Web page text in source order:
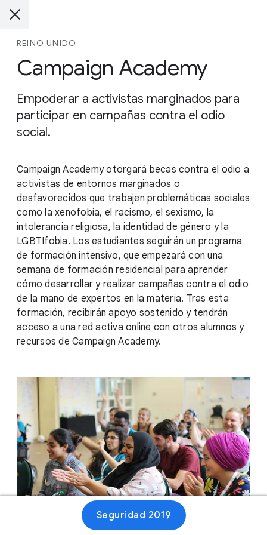
REINO UNIDO
Campaign Academy
Empoderar a activistas marginados para
participar en campañas contra el odio
social.
Campaign Academy otorgará becas contra el odio a
activistas de entornos marginados o
desfavorecidos que trabajen problemáticas sociales
como la xenofobia, el racismo, el sexismo, la
intolerancia religiosa, la identidad de género y la
LGBTIfobia. Los estudiantes seguirán un programa
de formación intensivo, que empezará con una
semana de formación residencial para aprender
cómo desarrollar y realizar campañas contra el odio
de la mano de expertos en la materia. Tras esta
formación, recibirán apoyo sostenido y tendrán
acceso a una red activa online con otros alumnos y
recursos de Campaign Academy.
Seguridad 2019